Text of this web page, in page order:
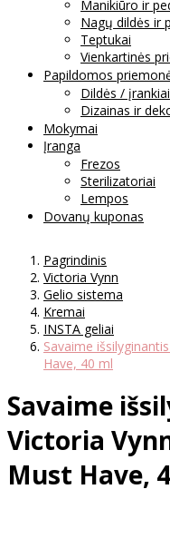
Manikiūro ir
Nagų dildės ir
Teptukai
Vienkartinės
Papildomos
Dildės / įrankiai
Dizainas ir
Mokymai
Įranga
Frezos
Sterilizatoriai
Lempos
Dovanų kuponas
Pagrindinis
Victoria Vynn
Gelio sistema
Kremai
INSTA geliai
Savaime
Have, 40 ml
Savaime
Victoria
Must Have,